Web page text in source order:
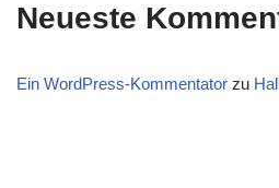
Neueste
Ein WordPress-Kommentator zu